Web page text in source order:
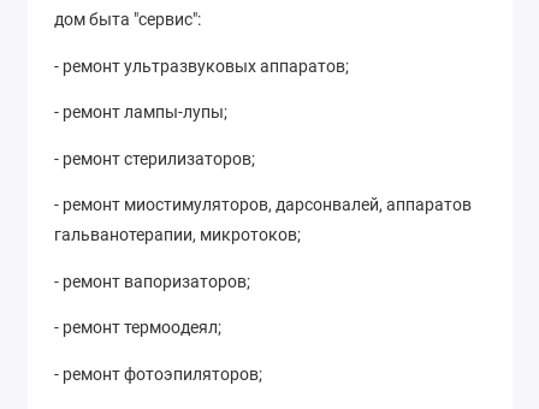
дом быта "сервис":
- ремонт ультразвуковых аппаратов;
- ремонт лампы-лупы;
- ремонт стерилизаторов;
- ремонт миостимуляторов, дарсонвалей, аппаратов
гальванотерапии, микротоков;
- ремонт вапоризаторов;
- ремонт термоодеял;
- ремонт фотоэпиляторов;